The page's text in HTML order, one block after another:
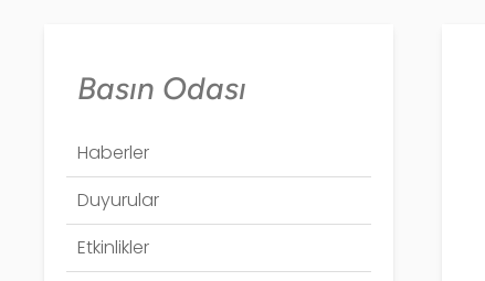
Basın Odası
Haberler
Duyurular
Etkinlikler